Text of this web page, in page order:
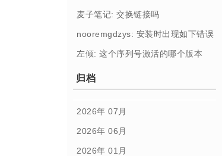
麦子笔记: 交换链接吗
nooremgdzys: 安装时出现如下错误
左倾: 这个序列号激活的哪个版本
归档
2026年 07月
2026年 06月
2026年 01月